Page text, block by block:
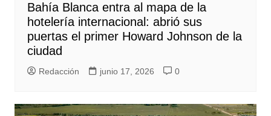
Bahía Blanca entra al mapa de la
hotelería internacional: abrió sus
puertas el primer Howard Johnson de la
ciudad
Redacción junio 17, 2026 0